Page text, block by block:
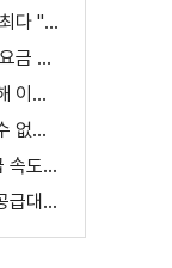
식중독 환자 28% 증가···9월에 최다 "입추 방심 금물"
폭염 속 에어컨 사용 일상···전기요금 줄이려면?
농축산 현장 덮친 폭염···가축피해 이틀 새 28만 마리↑
폭염에 악취까지 이중고···멈출 수 없는 필수노동
부동산 정책점검 2차 회의···공급 속도전 본격화하나
부동산 점검 2차 회의···수도권 공급대책 논의